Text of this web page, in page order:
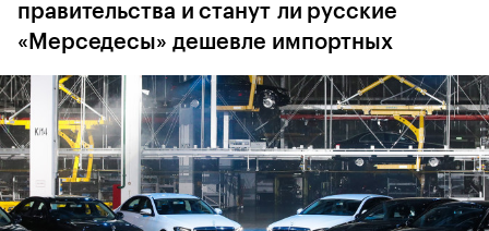
правительства и станут ли русские
«Мерседесы» дешевле импортных